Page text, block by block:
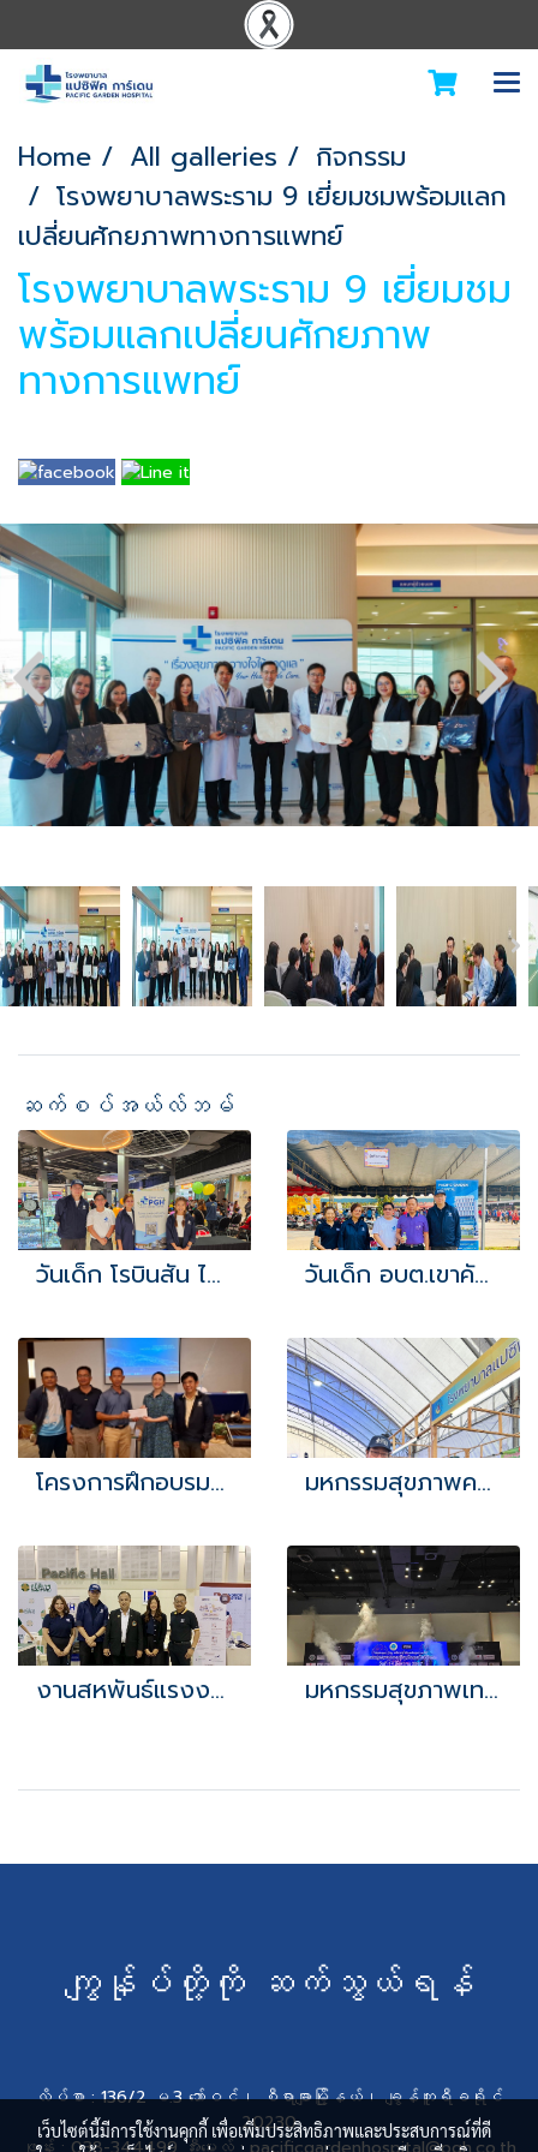
Home All galleries
กิจกรรม
โรงพยาบาลพระราม 9 เยี่ยมชมพร้อมแลก
เปลี่ยนศักยภาพทางการแพทย์
โรงพยาบาลพระราม 9 เยี่ยมชม
พร้อมแลกเปลี่ยนศักยภาพ
ทางการแพทย์
ဆက်စပ်အယ်လ်ဘမ်
วันเด็ก โรบินสัน ไลฟ์สไตล์ บ่อวิน วันเด็ก อบต.เขาคันทรง 2567
โครงการฝึกอบรมและสัมมนาศึกษาดูงานเพื่อพัฒนาศักยภาพเครือข่ายแกนนำด้านสุขภาพ (อสม.) ประจำปีงบประมาณ 2567 มหกรรมสุขภาพครั้งที่ 1
งานสหพันธ์แรงงานยานยนต์และอะไหล่โตโยต้า ครั้งที่17 มหกรรมสุขภาพเทศบาลเมืองศรีราชา ครั้งที่ 1
ကျွန်ုပ်တို့ကို ဆက်သွယ်ရန်
လိပ်စာ : 136/2 မ.3 ဘော်ဝင်၊ စီရာချာမြို့နယ်၊ ချွန်ဘူရီခရိုင်
20230
เว็บไซต์นี้มีการใช้งานคุกกี้ เพื่อเพิ่มประสิทธิภาพและประสบการณ์ที่ดี